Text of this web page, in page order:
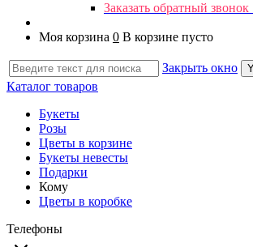
Заказать обратный звонок
Моя корзина 0 В корзине пусто
Закрыть окно
Каталог товаров
Букеты
Розы
Цветы в корзине
Букеты невесты
Подарки
Кому
Цветы в коробке
Телефоны